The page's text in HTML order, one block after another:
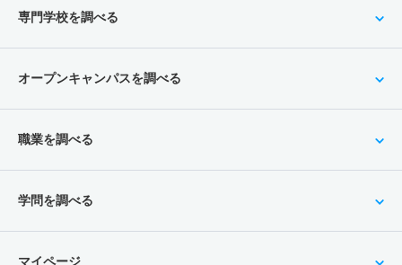
専門学校を調べる
オープンキャンパスを調べる
職業を調べる
学問を調べる
マイページ